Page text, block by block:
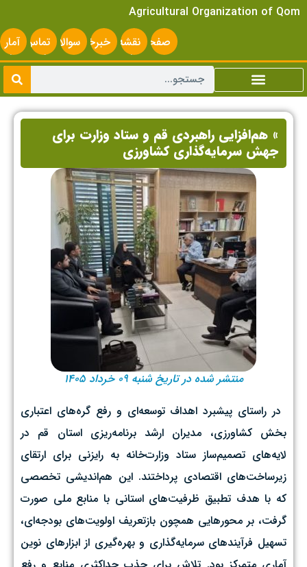
Agricultural Organization of Qom
صفحه
اصلی
نقشه
سایت
خبرخوانسوالات
متداول
تماس
با ما
آمار
» هم‌افزایی راهبردی قم و ستاد وزارت برای
جهش سرمایه‌گذاری کشاورزی
منتشر شده در تاریخ شنبه ۰۹ خرداد ۱۴۰۵
در راستای پیشبرد اهداف توسعه‌ای و رفع گره‌های اعتباری
بخش کشاورزی، مدیران ارشد برنامه‌ریزی استان قم در
لایه‌های تصمیم‌ساز ستاد وزارت‌خانه به رایزنی برای ارتقای
زیرساخت‌های اقتصادی پرداختند. این هم‌اندیشی تخصصی
که با هدف تطبیق ظرفیت‌های استانی با منابع ملی صورت
گرفت، بر محورهایی همچون بازتعریف اولویت‌های بودجه‌ای،
تسهیل فرآیندهای سرمایه‌گذاری و بهره‌گیری از ابزارهای نوین